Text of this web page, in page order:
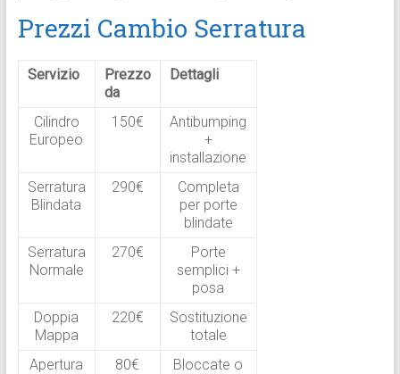
Prezzi Cambio Serratura
Servizio
Prezzo
da
Dettagli
Cilindro
Europeo
150€
Antibumping
+
installazione
Serratura
Blindata
290€
Completa
per porte
blindate
Serratura
Normale
270€
Porte
semplici +
posa
Doppia
Mappa
220€
Sostituzione
totale
Apertura
80€ Bloccate o